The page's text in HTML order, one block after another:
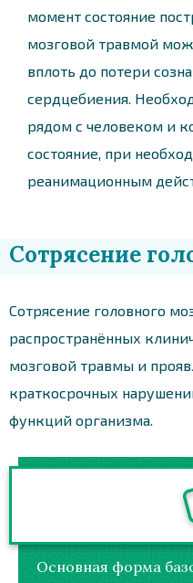
момент состояние
мозговой травмой
вплоть до потери
сердцебиения.
рядом с человеком и
состояние, при
реанимационным
Сотрясение
Сотрясение головного
распространённых
мозговой травмы и
краткосрочных
функций организма.
Основная форма